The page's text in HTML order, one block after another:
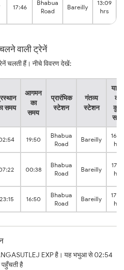
17:46
Bhabua
Road
Bareilly
13:09
hrs
वाली ट्रेनें
चलती हैं। नीचे विवरण देखें:
समय
आगमन
का
समय
प्रारंभिक
स्टेशन
गंतव्य
स्टेशन
का
कुल
समय
19:50
Bhabua
Road
Bareilly
hrs
00:38
Bhabua
Road
Bareilly
17:16
hrs
23:15 16:50
Bhabua
Road
Bareilly
hrs
EXP है। यह भभुआ से 02:54
है